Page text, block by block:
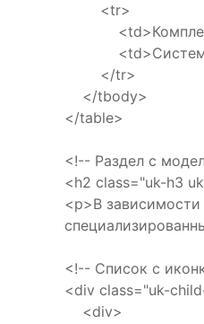
<tr>
<td>Системы
</tr>
</tbody>
</table>
<!-- Раздел с
<h2 class="uk-h3
<p>В зависимости
<!-- Список с
<div class="uk-
<div>